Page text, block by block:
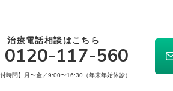
治療電話相談はこちら
0120-117-560
付時間】月〜金／9:00〜16:30（年末年始休診）